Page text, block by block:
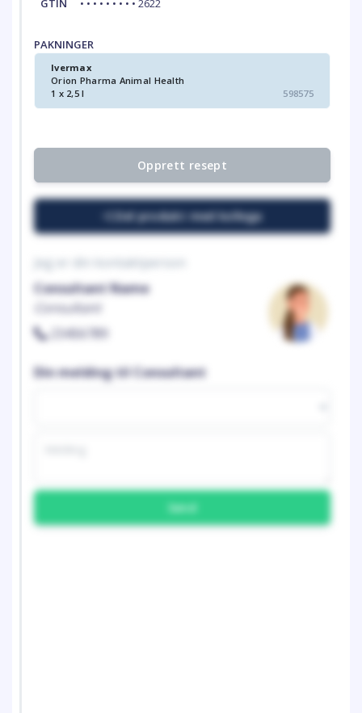
GTIN
• • • • • • • • • 2622
PAKNINGER
Ivermax
Orion Pharma Animal Health
1 x 2,5 l
598575
Opprett resept
Del produkt med kollega
Jeg er din kontaktperson
Consultant Name
Consultant
23456789
Din melding til Consultant
Send